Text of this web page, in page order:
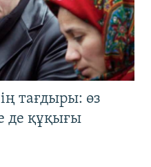
тағдыры: өз
де құқығы